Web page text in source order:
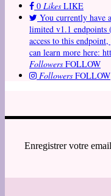
0 Likes LIKE
You currently have
limited v1.1 endpoints
access to this
can learn more here:
Followers FOLLOW
Followers FOLLOW
Enregistrer votre